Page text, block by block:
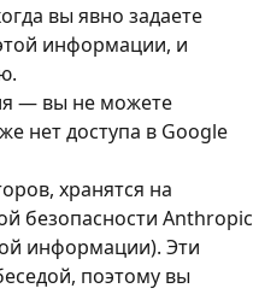
вы явно задаете
информации, и
— вы не можете
нет доступа в Google
хранятся на
безопасности Anthropic
информации). Эти
поэтому вы